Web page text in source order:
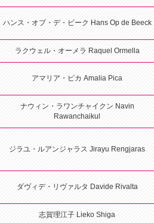
ハンス・オプ・デ・ビーク Hans Op de Beeck
ラクウェル・オーメラ Raquel Ormella
アマリア・ピカ Amalia Pica
ナウィン・ラワンチャイクン Navin
Rawanchaikul
ジラユ・ルアンジャラス Jirayu Rengjaras
ダヴィデ・リヴァルタ Davide Rivalta
志賀理江子 Lieko Shiga